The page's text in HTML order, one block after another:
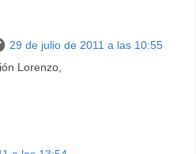
29 de julio de 2011 a las 10:55
Lorenzo,